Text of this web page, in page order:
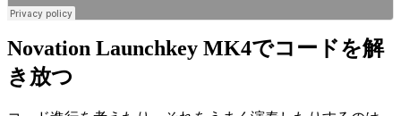
Novation Launchkey MK4でコードを解
き放つ